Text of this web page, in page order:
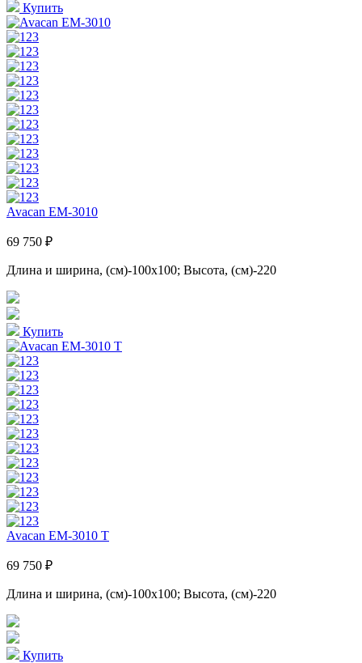
Купить
Avacan EM-3010
69 750 ₽
Длина и ширина, (см)-100x100; Высота, (см)-220
Купить
Avacan EM-3010 T
69 750 ₽
Длина и ширина, (см)-100x100; Высота, (см)-220
Купить